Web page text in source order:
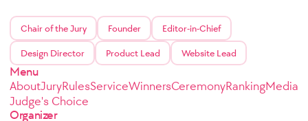
Chair of the Jury Founder Editor-in-Chief
Design Director Product Lead Website Lead
Menu
AboutJuryRulesServiceWinnersCeremonyRankingMedia
Judge's Choice
Organizer